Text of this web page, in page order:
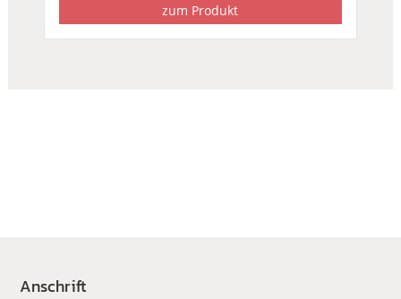
zum Produkt
Anschrift